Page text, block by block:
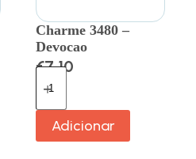
Charme 3480 –
Devocao
€7.10
Adicionar